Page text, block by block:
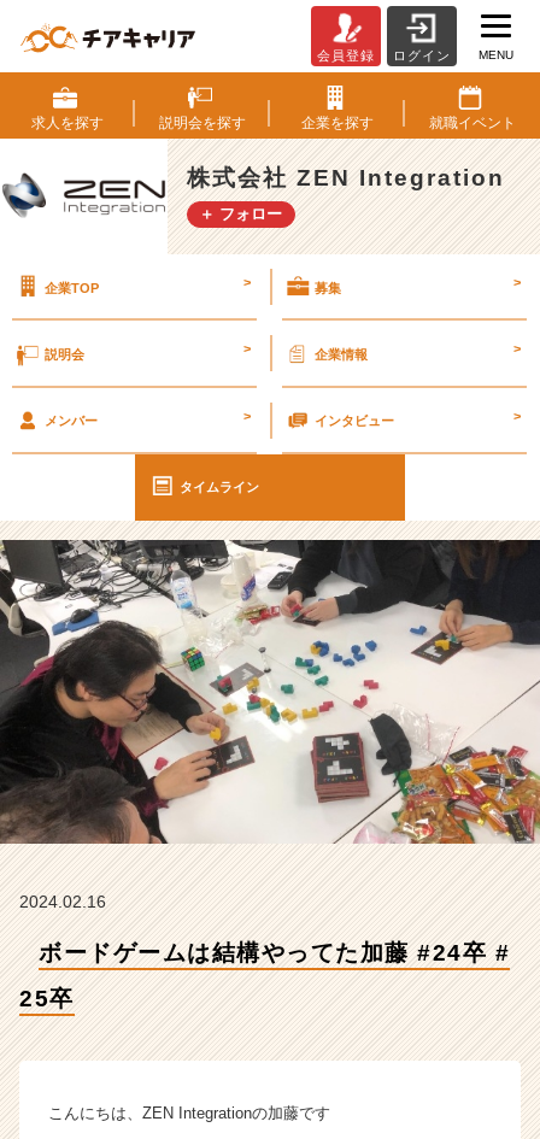
ー
ド
ゲ
ー
ム
は
っ
加
4
卒
#
2
卒
【株
式
会
社
Z
E
N
n
r
a
タ
会員登録 ログイン MENU
求人を探す 説明会を探す 企業を探す 就職イベント
株式会社 ZEN Integration
＋ フォロー
企業TOP > 募集 >
説明会 > 企業情報 >
メンバー > インタビュー >
タイムライン
2024.02.16
ボードゲームは結構やってた加藤 #24卒 #
25卒
こんにちは、ZEN Integrationの加藤です